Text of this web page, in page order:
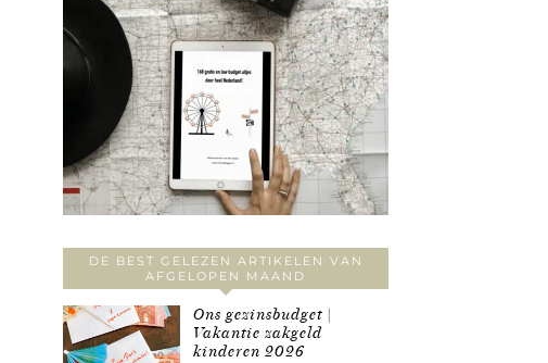
DE BEST GELEZEN ARTIKELEN VAN
AFGELOPEN MAAND
Ons gezinsbudget |
Vakantie zakgeld
kinderen 2026